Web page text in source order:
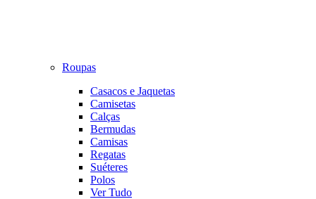
Roupas
Casacos e Jaquetas
Camisetas
Calças
Bermudas
Camisas
Regatas
Suéteres
Polos
Ver Tudo